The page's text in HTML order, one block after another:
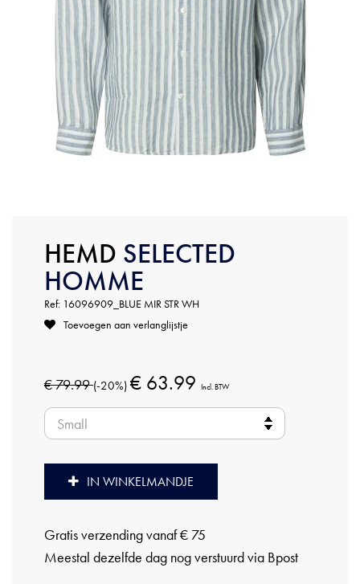
HEMD SELECTED
HOMME
Ref: 16096909_BLUE MIR STR WH
Toevoegen aan verlanglijstje
€ 79.99(-20%) € 63.99 Incl. BTW
IN WINKELMANDJE
Gratis verzending vanaf € 75
Meestal dezelfde dag nog verstuurd via Bpost